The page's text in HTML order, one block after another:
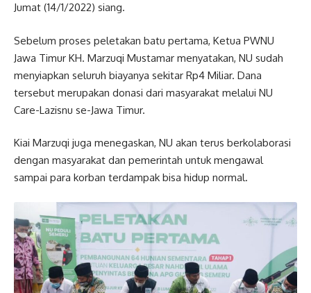
Jumat (14/1/2022) siang.
Sebelum proses peletakan batu pertama, Ketua PWNU
Jawa Timur KH. Marzuqi Mustamar menyatakan, NU sudah
menyiapkan seluruh biayanya sekitar Rp4 Miliar. Dana
tersebut merupakan donasi dari masyarakat melalui NU
Care-Lazisnu se-Jawa Timur.
Kiai Marzuqi juga menegaskan, NU akan terus berkolaborasi
dengan masyarakat dan pemerintah untuk mengawal
sampai para korban terdampak bisa hidup normal.